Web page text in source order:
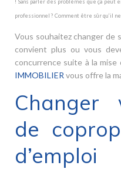
! Sans parler des problèmes que ça
professionnel ? Comment être sûr qu’il ne
Vous souhaitez changer de
convient plus ou vous
concurrence suite à la
IMMOBILIER vous offre la
Changer
de
d’emploi